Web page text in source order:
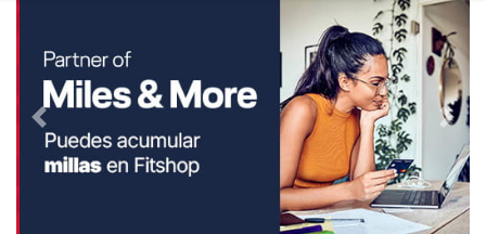
Previous Next